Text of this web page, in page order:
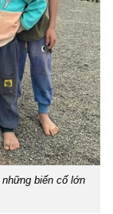
biến cố lớn